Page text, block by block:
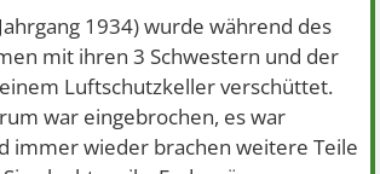
1934) wurde während des
mit ihren 3 Schwestern und der
Luftschutzkeller verschüttet.
war eingebrochen, es war
immer wieder brachen weitere Teile